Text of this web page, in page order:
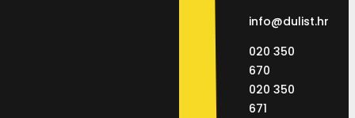
info@dulist.hr
020 350
670
020 350
671